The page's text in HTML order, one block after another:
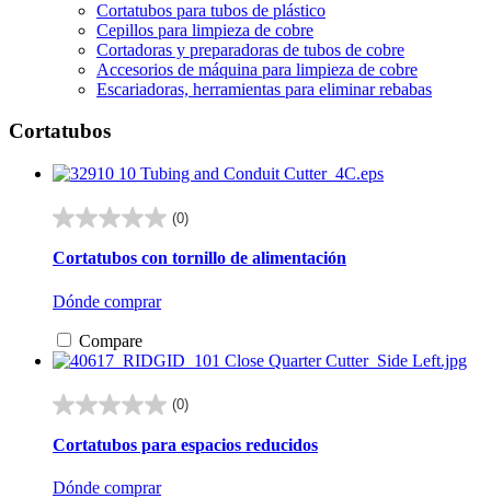
Cortatubos para tubos de plástico
Cepillos para limpieza de cobre
Cortadoras y preparadoras de tubos de cobre
Accesorios de máquina para limpieza de cobre
Escariadoras, herramientas para eliminar rebabas
Cortatubos
(0)
0.0
5
Cortatubos con tornillo de alimentación
Dónde comprar
Compare
(0)
0.0
5
Cortatubos para espacios reducidos
Dónde comprar